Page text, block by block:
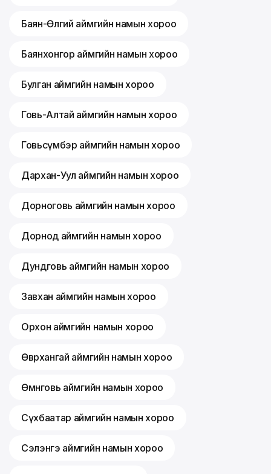
Баян-Өлгий аймгийн намын хороо
Баянхонгор аймгийн намын хороо
Булган аймгийн намын хороо
Говь-Алтай аймгийн намын хороо
Говьсүмбэр аймгийн намын хороо
Дархан-Уул аймгийн намын хороо
Дорноговь аймгийн намын хороо
Дорнод аймгийн намын хороо
Дундговь аймгийн намын хороо
Завхан аймгийн намын хороо
Орхон аймгийн намын хороо
Өвөрхангай аймгийн намын хороо
Өмнөговь аймгийн намын хороо
Сүхбаатар аймгийн намын хороо
Сэлэнгэ аймгийн намын хороо